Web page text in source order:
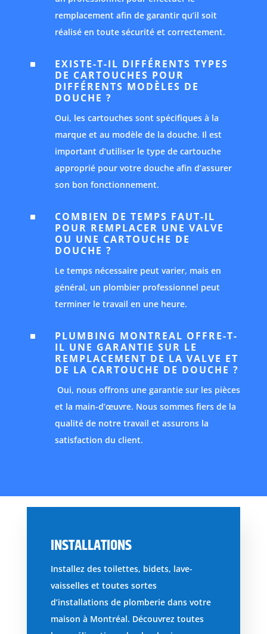
remplacement afin de garantir qu’il soit
réalisé en toute sécurité et correctement.
^
EXISTE-T-IL DIFFÉRENTS TYPES
DE CARTOUCHES POUR
DIFFÉRENTS MODÈLES DE
DOUCHE ?
Oui, les cartouches sont spécifiques à la
marque et au modèle de la douche. Il est
important d’utiliser le type de cartouche
approprié pour votre douche afin d’assurer
son bon fonctionnement.
^
COMBIEN DE TEMPS FAUT-IL
POUR REMPLACER UNE VALVE
OU UNE CARTOUCHE DE
DOUCHE ?
Le temps nécessaire peut varier, mais en
général, un plombier professionnel peut
terminer le travail en une heure.
^
PLUMBING MONTREAL OFFRE-T-
IL UNE GARANTIE SUR LE
REMPLACEMENT DE LA VALVE ET
DE LA CARTOUCHE DE DOUCHE ?
Oui, nous offrons une garantie sur les pièces
et la main-d’œuvre. Nous sommes fiers de la
qualité de notre travail et assurons la
satisfaction du client.
INSTALLATIONS
Installez des toilettes, bidets, lave-
vaisselles et toutes sortes
d’installations de plomberie dans votre
maison à Montréal. Découvrez toutes